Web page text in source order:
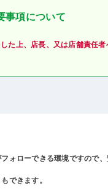
事項について
た上、店長、又は店舗責任者
ォローできる環境ですので
できます。